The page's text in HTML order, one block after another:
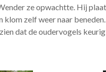
ze opwachtte. Hij
klom zelf weer naar
dat de oudervogels